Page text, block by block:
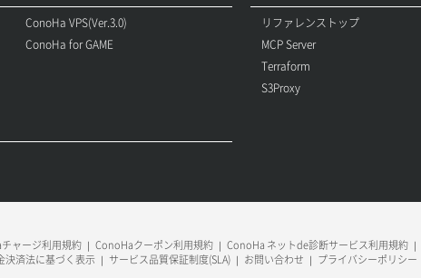
ConoHa VPS(Ver.3.0)
ConoHa for GAME
リファレンストップ
MCP Server
Terraform
S3Proxy
ャージ利用規約 ConoHaクーポン利用規約 ConoHa ネットde診断サービス利用規約
決済法に基づく表示 サービス品質保証制度(SLA) お問い合わせ プライバシーポリシー